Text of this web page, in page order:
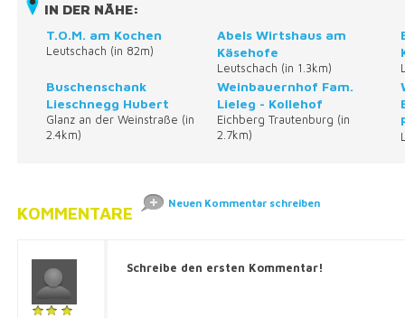
IN DER NÄHE:
T.O.M. am Kochen
Leutschach (in 82m)
Abels Wirtshaus am
Käsehofe
Leutschach (in 1.3km)
Buschenschank
Lieschnegg Hubert
Glanz an der Weinstraße (in
2.4km)
Weinbauernhof Fam.
Lieleg - Kollehof
Eichberg Trautenburg (in
2.7km)
KOMMENTARE Neuen Kommentar schreiben
Schreibe den ersten Kommentar!